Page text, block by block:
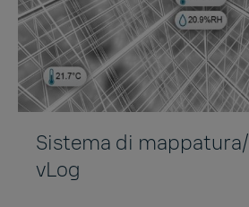
Sistema di
vLog